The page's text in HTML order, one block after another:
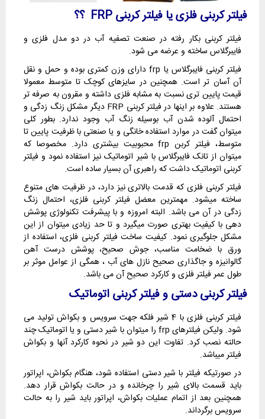
فیلتر کربنی فلزی یا فیلتر کربنی FRP ؟؟
فیلتر کربنی بکار رفته در صنعت تصفیه آب در دو مدل فلزی و
فایبرگلاس ساخته و عرضه می شود.
فیلتر کربنی فایبرگلاس یا frp دارای وزن کمتری بوده و حمل و نقل
آن آسان تر است. همچنین در سایزهای کوچک تا متوسط معمولا
قیمت پایین تری نسبت به مشابه فلزی داشته و مقرون به صرفه تر
هستند. علاوه بر اینها در فیلتر کربنی FRP دیگر مشکل زنگ زدگی و
احتمال آلوده شدن آب بوسیله زنگ آب وجود ندارد. بطور کلی
میتوان گفت در موارد استفاده خانگی و یا صنعتی با ظرفیت پایین تا
متوسط، فیلتر کربن frp محبوبیت بیشتری دارد. مخصوصا که
میتوان از تانک فایبرگلاس با شیر اتوماتیک نیز استفاده نمود و فیلتر
کربنی اتوماتیک داشت که راهبری آن بسیار ساده است.
فیلتر کربنی فلزی که قدمت بالاتری نیز دارد، در ظرفیت های متنوع
ساخته میشود. مهمترین معضل فیلتر کربنی فلزی، احتمال زنگ
زدگی در آن می باشد. البته امروزه و با پیشرفت تکنولوژی پوشش
دهی با کیفیت بهتری صورت میگیرد و تا حد زیادی میتوان از این
مشکل جلوگیری نمود. کیفیت ساخت فیلتر کربنی فلزی، استفاده از
ورق با ضخامت مناسب، جوش صحیح، پوشش درست آهن
گالوانیزه و جاگذاری صحیح نازل های آب ، همگی از عوامل موثر بر
طول عمر فیلتر فلزی و کارکرد صحیح آن می باشد.
فیلتر کربنی دستی و فیلتر کربنی اتوماتیک
فیلتر کربنی فلزی با 4 شیر فلکه جهت سرویس و بکواش تولید می
شود. ولیکن فیلترهای frp را میتوان با شیر دستی و یا اتوماتیک چند
حالته نصب کرد. تفاوت این دو شیر در نحوه کارکرد آنها و بکواش
فیلتر میباشد.
در صورتیکه فیلتر با شیر دستی استفاده شود، هنگام بکواش، اپراتور
باید قسمت بالای شیر را چرخانده و در حالت بکواش قرار دهد.
همچنین بعد از اتمام عملیات بکواش، اپراتور باید شیر را به حالت
سرویس برگرداند.